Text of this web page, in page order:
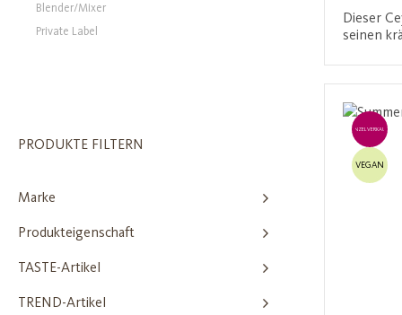
Blender/Mixer
Private Label
PRODUKTE FILTERN
Marke
Produkteigenschaft
TASTE-Artikel
TREND-Artikel
Dieser
seinen
typisch
Aroma
EINZELVERKAUF
VEGAN